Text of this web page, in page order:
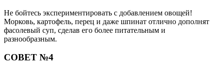
Не бойтесь экспериментировать с добавлением овощей!
Морковь, картофель, перец и даже шпинат отлично дополнят
фасолевый суп, сделав его более питательным и
разнообразным.
СОВЕТ №4